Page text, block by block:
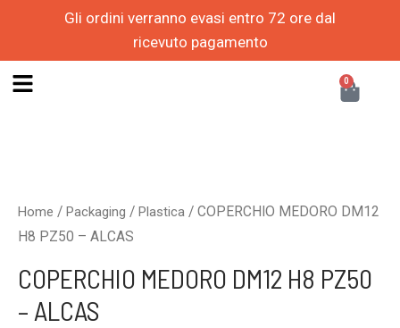
Gli ordini verranno evasi entro 72 ore dal
ricevuto pagamento
contenuto
0
Home / Packaging / Plastica / COPERCHIO MEDORO DM12
H8 PZ50 – ALCAS
COPERCHIO MEDORO DM12 H8 PZ50
– ALCAS